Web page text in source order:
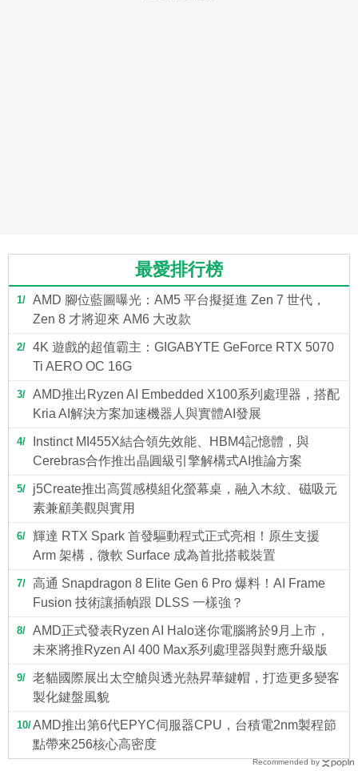
Recommended by
最愛排行榜
1
AMD 腳位藍圖曝光：AM5 平台擬挺進 Zen 7 世代，
Zen 8 才將迎來 AM6 大改款
2
4K 遊戲的超值霸主：GIGABYTE GeForce RTX 5070
Ti AERO OC 16G
3
AMD推出Ryzen AI Embedded X100系列處理器，搭配
Kria AI解決方案加速機器人與實體AI發展
4
Instinct MI455X結合領先效能、HBM4記憶體，與
Cerebras合作推出晶圓級引擎解構式AI推論方案
5
j5Create推出高質感模組化螢幕桌，融入木紋、磁吸元
素兼顧美觀與實用
6
輝達 RTX Spark 首發驅動程式正式亮相！原生支援
Arm 架構，微軟 Surface 成為首批搭載裝置
7
高通 Snapdragon 8 Elite Gen 6 Pro 爆料！AI Frame
Fusion 技術讓插幀跟 DLSS 一樣強？
8
AMD正式發表Ryzen AI Halo迷你電腦將於9月上市，
未來將推Ryzen AI 400 Max系列處理器與對應升級版
9
老貓國際展出太空艙與透光熱昇華鍵帽，打造更多變客
製化鍵盤風貌
10 AMD推出第6代EPYC伺服器CPU，台積電2nm製程節
點帶來256核心高密度